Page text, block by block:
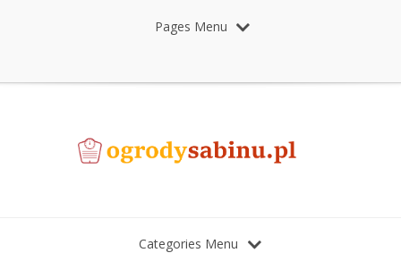
Pages Menu
Categories Menu